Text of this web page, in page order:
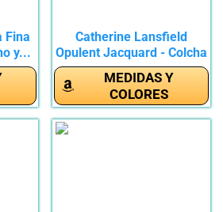
Fina
y...
Catherine Lansfield
Opulent Jacquard - Colcha
(240...
MEDIDAS Y
COLORES